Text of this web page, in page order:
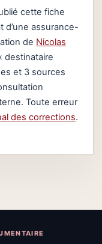
cette fiche
d’une assurance-
de Nicolas
destinataire
et 3 sources
Toute erreur
des corrections.